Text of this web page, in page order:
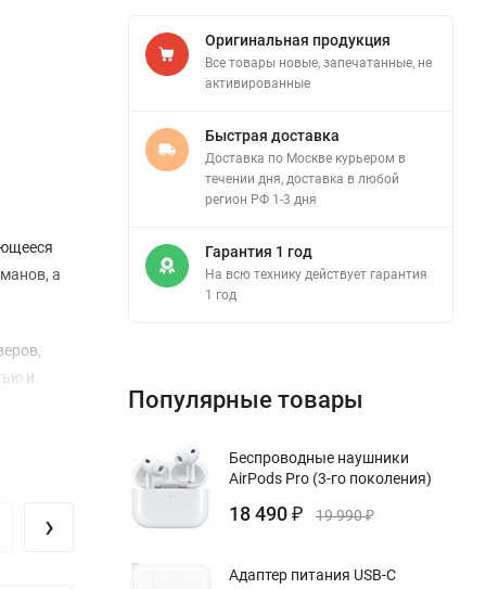
а
и
›
Оригинальная продукция
Все товары новые, запечатанные, не
активированные
Быстрая доставка
Доставка по Москве курьером в
течении дня, доставка в любой
регион РФ 1-3 дня
Гарантия 1 год
На всю технику действует гарантия
1 год
Популярные товары
Беспроводные наушники
AirPods Pro (3-го поколения)
18 490 ₽ 19 990₽
Адаптер питания USB-C